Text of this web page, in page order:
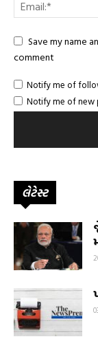
Save my name
comment
Notify me of
Notify me of new
લેટેસ્ટ